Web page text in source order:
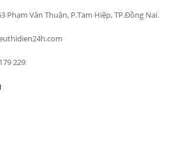
Phạm Văn Thuận, P.Tam Hiệp, TP.Đồng Nai.
229